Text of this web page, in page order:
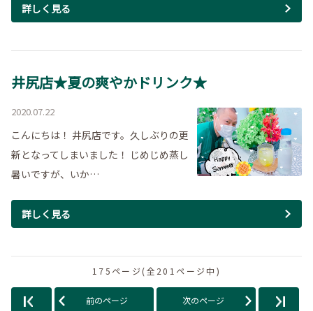
詳しく見る
井尻店★夏の爽やかドリンク★
2020.07.22
こんにちは！ 井尻店です。久しぶりの更
新となってしまいました！ じめじめ蒸し
暑いですが、いか…
詳しく見る
175ページ(全201ページ中)
前のページ 次のページ